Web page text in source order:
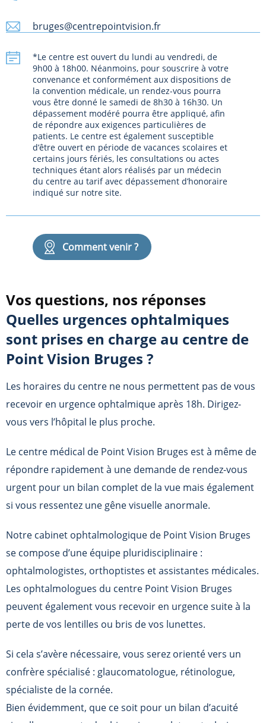
bruges@centrepointvision.fr
*Le centre est ouvert du lundi au vendredi, de
9h00 à 18h00. Néanmoins, pour souscrire à votre
convenance et conformément aux dispositions de
la convention médicale, un rendez-vous pourra
vous être donné le samedi de 8h30 à 16h30. Un
dépassement modéré pourra être appliqué, afin
de répondre aux exigences particulières de
patients. Le centre est également susceptible
d’être ouvert en période de vacances scolaires et
certains jours fériés, les consultations ou actes
techniques étant alors réalisés par un médecin
du centre au tarif avec dépassement d’honoraire
indiqué sur notre site.
Comment venir ?
Vos questions, nos réponses
Quelles urgences ophtalmiques
sont prises en charge au centre de
Point Vision Bruges ?
Les horaires du centre ne nous permettent pas de vous
recevoir en urgence ophtalmique après 18h. Dirigez-
vous vers l’hôpital le plus proche.
Le centre médical de Point Vision Bruges est à même de
répondre rapidement à une demande de rendez-vous
urgent pour un bilan complet de la vue mais également
si vous ressentez une gêne visuelle anormale.
Notre cabinet ophtalmologique de Point Vision Bruges
se compose d’une équipe pluridisciplinaire :
ophtalmologistes, orthoptistes et assistantes médicales.
Les ophtalmologues du centre Point Vision Bruges
peuvent également vous recevoir en urgence suite à la
perte de vos lentilles ou bris de vos lunettes.
Si cela s’avère nécessaire, vous serez orienté vers un
confrère spécialisé : glaucomatologue, rétinologue,
spécialiste de la cornée.
Bien évidemment, que ce soit pour un bilan d’acuité